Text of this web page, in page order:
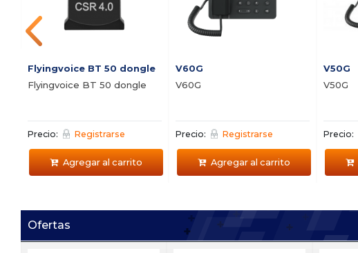
Flyingvoice BT 50 dongle
Flyingvoice BT 50 dongle
Precio: Registrarse
Agregar al carrito
V60G
V60G
Precio: Registrarse
Agregar al carrito
V50G
V50G
Precio:
Ofertas